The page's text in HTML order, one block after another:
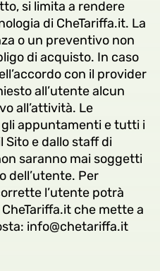
si limita a rendere
di CheTariffa.it. La
o un preventivo non
di acquisto. In caso
con il provider
all’utente alcun
all’attività. Le
appuntamenti e tutti i
e dallo staff di
saranno mai soggetti
dell’utente. Per
l’utente potrà
che mette a
info@chetariffa.it